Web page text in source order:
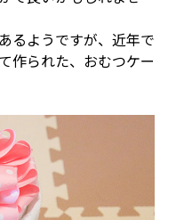
るようですが、近年で
作られた、おむつケー